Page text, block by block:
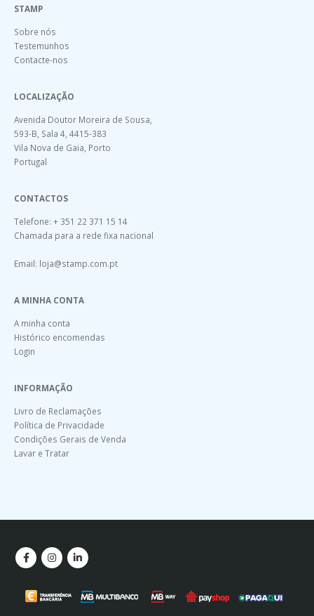
STAMP
Sobre nós
Testemunhos
Contacte-nos
LOCALIZAÇÃO
Avenida Doutor Moreira de Sousa,
593-B, Sala 4, 4415-383
Vila Nova de Gaia, Porto
Portugal
CONTACTOS
Telefone: + 351 22 371 15 14
Chamada para a rede fixa nacional
Email: loja@stamp.com.pt
A MINHA CONTA
A minha conta
Histórico encomendas
Login
INFORMAÇÃO
Livro de Reclamações
Política de Privacidade
Condições Gerais de Venda
Lavar e Tratar